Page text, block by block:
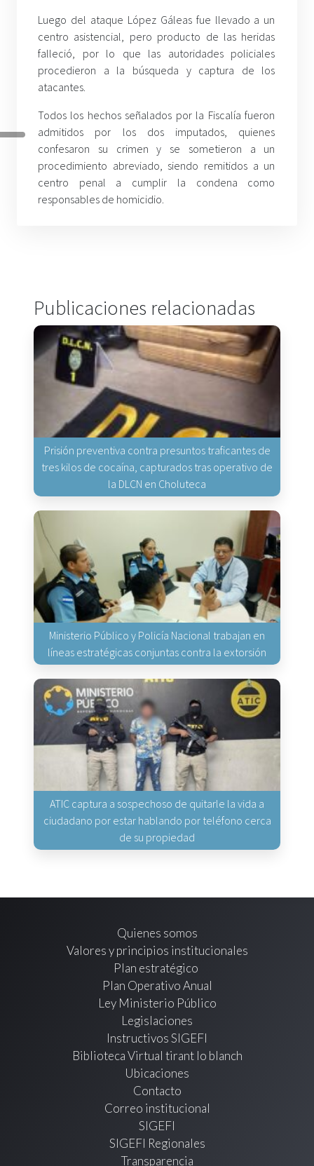
Luego del ataque López Gáleas fue llevado a un
centro asistencial, pero producto de las heridas
falleció, por lo que las autoridades policiales
procedieron a la búsqueda y captura de los
atacantes.
Todos los hechos señalados por la Fiscalía fueron
admitidos por los dos imputados, quienes
confesaron su crimen y se sometieron a un
procedimiento abreviado, siendo remitidos a un
centro penal a cumplir la condena como
responsables de homicidio.
Publicaciones relacionadas
Prisión preventiva contra presuntos traficantes de
tres kilos de cocaína, capturados tras operativo de
la DLCN en Choluteca
Ministerio Público y Policía Nacional trabajan en
líneas estratégicas conjuntas contra la extorsión
ATIC captura a sospechoso de quitarle la vida a
ciudadano por estar hablando por teléfono cerca
de su propiedad
Quienes somos
Valores y principios institucionales
Plan estratégico
Plan Operativo Anual
Ley Ministerio Público
Legislaciones
Instructivos SIGEFI
Biblioteca Virtual tirant lo blanch
Ubicaciones
Contacto
Correo institucional
SIGEFI
SIGEFI Regionales
Transparencia